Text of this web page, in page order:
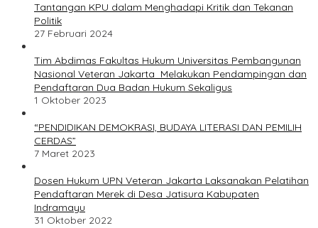
Tantangan KPU dalam Menghadapi Kritik dan Tekanan
Politik
27 Februari 2024
Tim Abdimas Fakultas Hukum Universitas Pembangunan
Nasional Veteran Jakarta Melakukan Pendampingan dan
Pendaftaran Dua Badan Hukum Sekaligus
1 Oktober 2023
“PENDIDIKAN DEMOKRASI, BUDAYA LITERASI DAN PEMILIH
CERDAS”
7 Maret 2023
Dosen Hukum UPN Veteran Jakarta Laksanakan Pelatihan
Pendaftaran Merek di Desa Jatisura Kabupaten
Indramayu
31 Oktober 2022